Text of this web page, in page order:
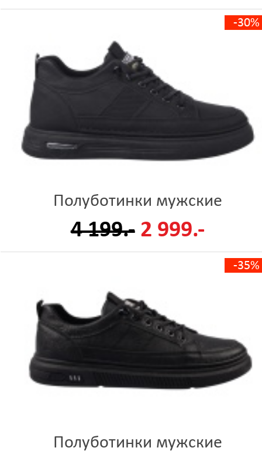
-30%
Полуботинки мужские
4 199.- 2 999.-
-35%
Полуботинки мужские